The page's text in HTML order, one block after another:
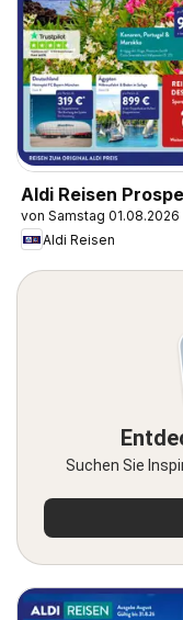
Aldi Reisen
von Samstag 01.08.2026
Aldi Reisen
Suchen Sie